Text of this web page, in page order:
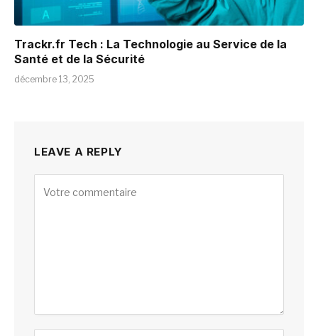
Trackr.fr Tech : La Technologie au Service de la
Santé et de la Sécurité
décembre 13, 2025
LEAVE A REPLY